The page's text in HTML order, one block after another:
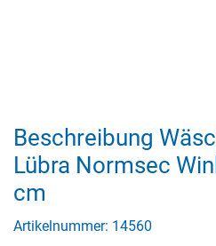
Beschreibung
Lübra Normsec
cm
Artikelnummer: 14560